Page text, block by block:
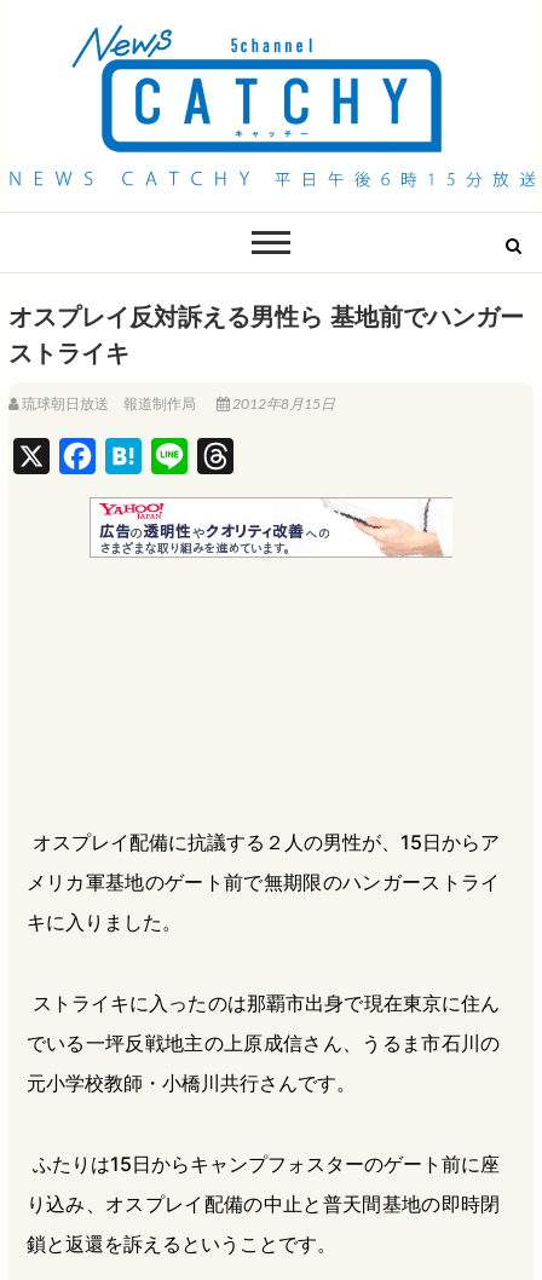
QAB NEWS Headline
オスプレイ反対訴える男性ら 基地前でハンガー
ストライキ
琉球朝日放送 報道制作局 2012年8月15日
a
c
e
H
a
t
e
i
n
e
h
r
e
オスプレイ配備に抗議する２人の男性が、15日からア
メリカ軍基地のゲート前で無期限のハンガーストライ
キに入りました。
ストライキに入ったのは那覇市出身で現在東京に住ん
でいる一坪反戦地主の上原成信さん、うるま市石川の
元小学校教師・小橋川共行さんです。
ふたりは15日からキャンプフォスターのゲート前に座
り込み、オスプレイ配備の中止と普天間基地の即時閉
鎖と返還を訴えるということです。